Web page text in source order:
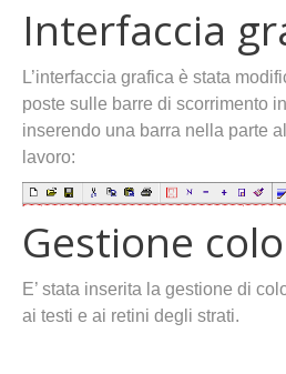
Interfaccia
L’interfaccia grafica è stata
poste sulle barre di scorrimento
inserendo una barra nella parte
lavoro:
Gestione
E’ stata inserita la gestione di
ai testi e ai retini degli strati.